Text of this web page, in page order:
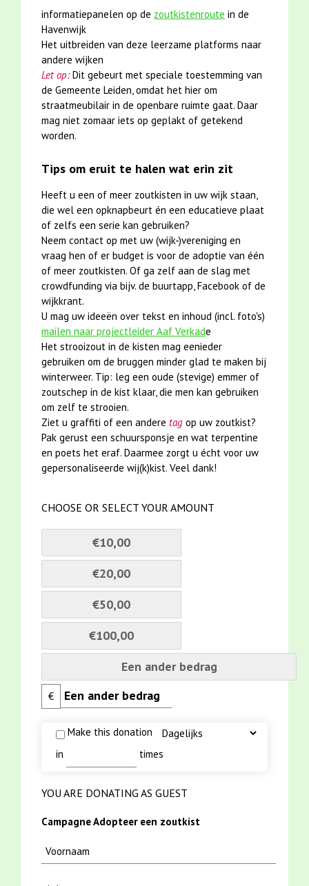
informatiepanelen op de zoutkistenroute in de
Havenwijk
Het uitbreiden van deze leerzame platforms naar
andere wijken
Let op:Dit gebeurt met speciale toestemming van
de Gemeente Leiden, omdat het hier om
straatmeubilair in de openbare ruimte gaat. Daar
mag niet zomaar iets op geplakt of getekend
worden.
Tips om eruit te halen wat erin zit
Heeft u een of meer zoutkisten in uw wijk staan,
die wel een opknapbeurt én een educatieve plaat
of zelfs een serie kan gebruiken?
Neem contact op met uw (wijk-)vereniging en
vraag hen of er budget is voor de adoptie van één
of meer zoutkisten. Of ga zelf aan de slag met
crowdfunding via bijv. de buurtapp, Facebook of de
wijkkrant.
U mag uw ideeën over tekst en inhoud (incl. foto's)
mailen naar projectleider Aaf Verkade
Het strooizout in de kisten mag eenieder
gebruiken om de bruggen minder glad te maken bij
winterweer. Tip: leg een oude (stevige) emmer of
zoutschep in de kist klaar, die men kan gebruiken
om zelf te strooien.
Ziet u graffiti of een andere tag op uw zoutkist?
Pak gerust een schuursponsje en wat terpentine
en poets het eraf. Daarmee zorgt u écht voor uw
gepersonaliseerde wij(k)kist. Veel dank!
CHOOSE OR SELECT YOUR AMOUNT
€10,00
€20,00
€50,00
€100,00
Een ander bedrag
€
Make this donation
in
times
YOU ARE DONATING AS GUEST
Campagne Adopteer een zoutkist